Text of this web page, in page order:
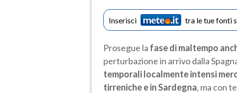
Inserisci tra le tue fonti
Prosegue la fase di maltempo
perturbazione in arrivo dalla
temporali localmente intensi
tirreniche e in Sardegna, ma con